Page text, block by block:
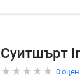
Суитшърт
0